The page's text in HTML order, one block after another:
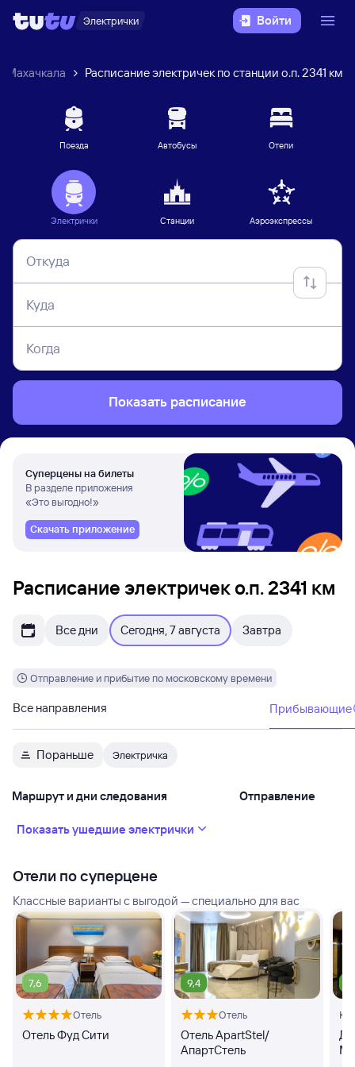
Электрички Войти
Махачкала Расписание электричек по станции о.п. 2341 км
Поезда Автобусы Отели
Электрички Станции Аэроэкспрессы
Откуда
Куда
Когда
Показать расписание
Суперцены на билеты
В разделе приложения
«Это выгодно!»
Скачать приложение
Расписание электричек о.п. 2341 км
Все дни Сегодня, 7 августа Завтра
Отправление и прибытие по московскому времени
Все направления Прибывающие
Пораньше Электричка
Маршрут и дни следования Отправление
Показать ушедшие электрички
Отели по суперцене
Классные варианты с выгодой — специально для вас
7,6
Отель
Отель Фуд Сити
9,4
Отель
Отель ApartStel/
АпартСтель